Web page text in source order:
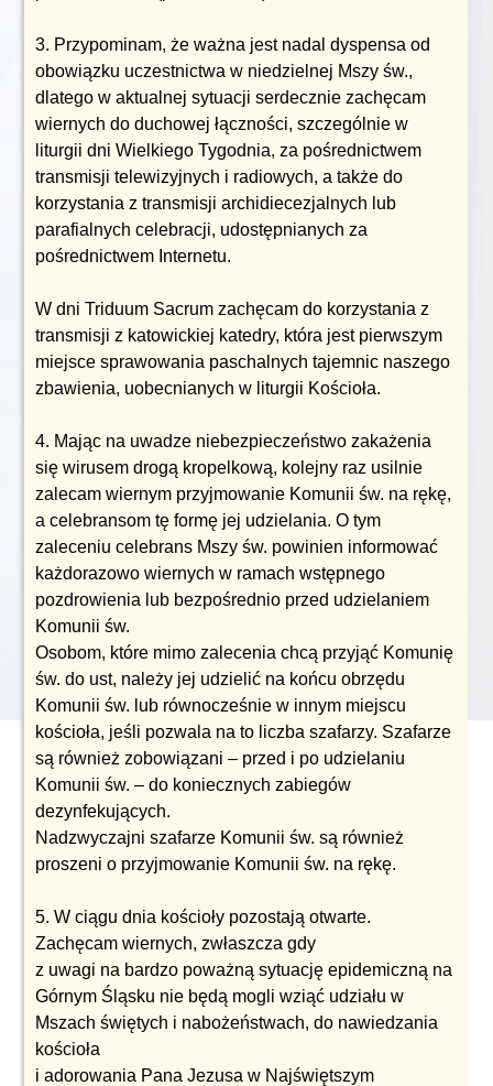
3. Przypominam, że ważna jest nadal dyspensa od
obowiązku uczestnictwa w niedzielnej Mszy św.,
dlatego w aktualnej sytuacji serdecznie zachęcam
wiernych do duchowej łączności, szczególnie w
liturgii dni Wielkiego Tygodnia, za pośrednictwem
transmisji telewizyjnych i radiowych, a także do
korzystania z transmisji archidiecezjalnych lub
parafialnych celebracji, udostępnianych za
pośrednictwem Internetu.
W dni Triduum Sacrum zachęcam do korzystania z
transmisji z katowickiej katedry, która jest pierwszym
miejsce sprawowania paschalnych tajemnic naszego
zbawienia, uobecnianych w liturgii Kościoła.
4. Mając na uwadze niebezpieczeństwo zakażenia
się wirusem drogą kropelkową, kolejny raz usilnie
zalecam wiernym przyjmowanie Komunii św. na rękę,
a celebransom tę formę jej udzielania. O tym
zaleceniu celebrans Mszy św. powinien informować
każdorazowo wiernych w ramach wstępnego
pozdrowienia lub bezpośrednio przed udzielaniem
Komunii św.
Osobom, które mimo zalecenia chcą przyjąć Komunię
św. do ust, należy jej udzielić na końcu obrzędu
Komunii św. lub równocześnie w innym miejscu
kościoła, jeśli pozwala na to liczba szafarzy. Szafarze
są również zobowiązani – przed i po udzielaniu
Komunii św. – do koniecznych zabiegów
dezynfekujących.
Nadzwyczajni szafarze Komunii św. są również
proszeni o przyjmowanie Komunii św. na rękę.
5. W ciągu dnia kościoły pozostają otwarte.
Zachęcam wiernych, zwłaszcza gdy
z uwagi na bardzo poważną sytuację epidemiczną na
Górnym Śląsku nie będą mogli wziąć udziału w
Mszach świętych i nabożeństwach, do nawiedzania
kościoła
i adorowania Pana Jezusa w Najświętszym